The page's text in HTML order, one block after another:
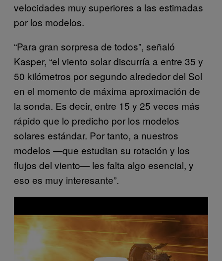
velocidades muy superiores a las estimadas
por los modelos.
“Para gran sorpresa de todos”, señaló
Kasper, “el viento solar discurría a entre 35 y
50 kilómetros por segundo alrededor del Sol
en el momento de máxima aproximación de
la sonda. Es decir, entre 15 y 25 veces más
rápido que lo predicho por los modelos
solares estándar. Por tanto, a nuestros
modelos —que estudian su rotación y los
flujos del viento— les falta algo esencial, y
eso es muy interesante”.
a
d